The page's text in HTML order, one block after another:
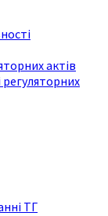
актів
ТГ